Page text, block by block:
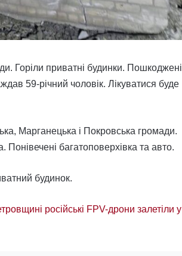
Горіли приватні будинки. Пошкоджені
59-річний чоловік. Лікуватися буде
Марганецька і Покровська громади.
багатоповерхівка та авто.
будинок.
російські FPV-дрони залетіли у